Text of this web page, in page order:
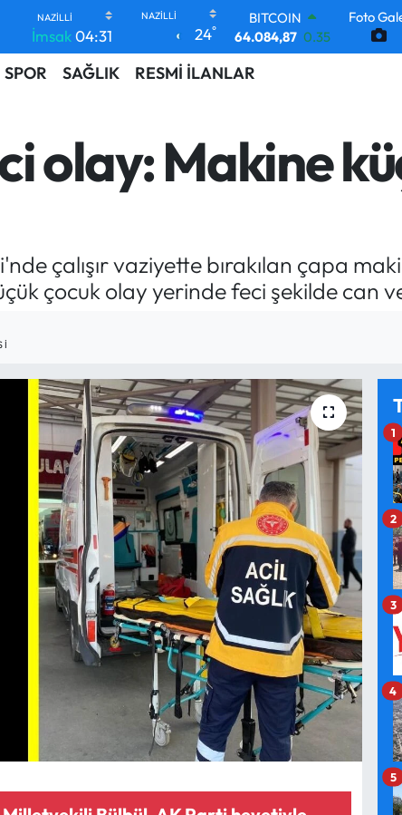
İmsak04:31 24°
BITCOIN
64.084,87 0.35
DOLAR
47,5760
64,1794
GRAM ALTIN
6508.83 4.44
Foto
SPOR SAĞLIK RESMİ İLANLAR
olay: Makine
çalışır vaziyette bırakılan çapa
çocuk olay yerinde feci şekilde can
1
2
3
4
5